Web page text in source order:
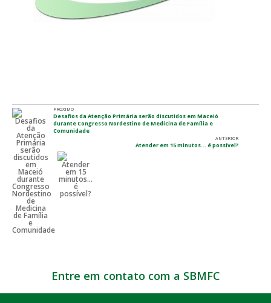
PRÓXIMO
Desafios da Atenção Primária serão discutidos em Maceió
durante Congresso Nordestino de Medicina de Família e
Comunidade
ANTERIOR
Atender em 15 minutos... é possível?
Entre em contato com a SBMFC